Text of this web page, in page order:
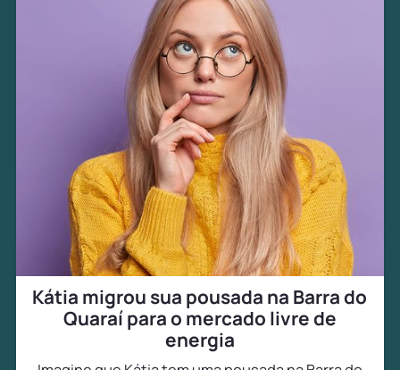
Kátia migrou sua pousada na Barra do
Quaraí para o mercado livre de
energia